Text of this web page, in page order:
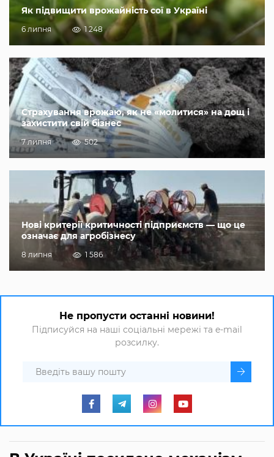
Як підвищити врожайність сої в Україні
6 липня 1 248
Страхування врожаю, як не «молитися» на дощ і
захистити свій бізнес
7 липня 502
Нові критерії критичності підприємств — що це
означає для агробізнесу
8 липня 1 586
Не пропусти останні новини!
Підписуйся на наші соціальні мережі та e-mail
розсилку.